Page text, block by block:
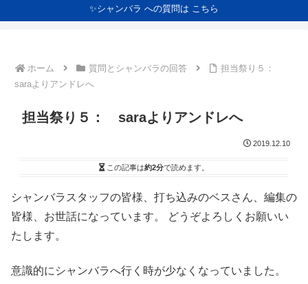
✨シャンバラ への質問は こちら
ホーム 質問とシャンバラの回答
担当祭り５：
saraよりアンドレへ
担当祭り５： saraよりアンドレへ
2019.12.10
この記事は約2分で読めます。
シャンバラスタッフの皆様、打ち込みのベスさん、編集の
皆様、お世話になっています。 どうぞよろしくお願いい
たします。
意識的にシャンバラへ行く時が少なくなっていました。